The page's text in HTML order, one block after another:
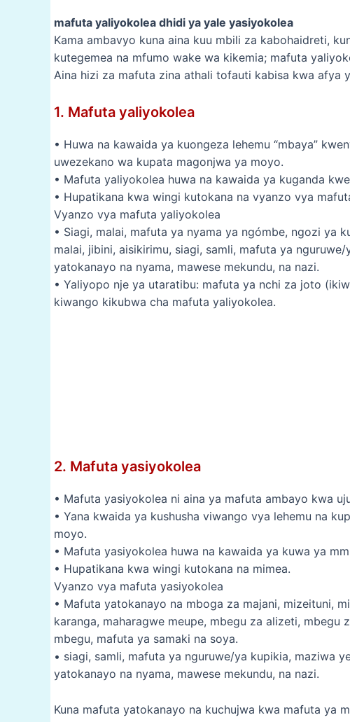
mafuta yaliyokolea dhidi ya yale yasiyokolea
Kama ambavyo kuna aina kuu mbili za kabohaidreti,
kutegemea na mfumo wake wa kikemia; mafuta
Aina hizi za mafuta zina athali tofauti kabisa kwa afya
1. Mafuta yaliyokolea
• Huwa na kawaida ya kuongeza lehemu “mbaya”
uwezekano wa kupata magonjwa ya moyo.
• Mafuta yaliyokolea huwa na kawaida ya kuganda
• Hupatikana kwa wingi kutokana na vyanzo vya
Vyanzo vya mafuta yaliyokolea
• Siagi, malai, mafuta ya nyama ya ngómbe, ngozi ya
malai, jibini, aisikirimu, siagi, samli, mafuta ya
yatokanayo na nyama, mawese mekundu, na nazi.
• Yaliyopo nje ya utaratibu: mafuta ya nchi za joto
kiwango kikubwa cha mafuta yaliyokolea.
2. Mafuta yasiyokolea
• Mafuta yasiyokolea ni aina ya mafuta ambayo kwa
• Yana kwaida ya kushusha viwango vya lehemu na
moyo.
• Mafuta yasiyokolea huwa na kawaida ya kuwa ya
• Hupatikana kwa wingi kutokana na mimea.
Vyanzo vya mafuta yasiyokolea
• Mafuta yatokanayo na mboga za majani, mizeituni,
karanga, maharagwe meupe, mbegu za alizeti, mbegu
mbegu, mafuta ya samaki na soya.
• siagi, samli, mafuta ya nguruwe/ya kupikia, maziwa
yatokanayo na nyama, mawese mekundu, na nazi.
Kuna mafuta yatokanayo na kuchujwa kwa mafuta ya